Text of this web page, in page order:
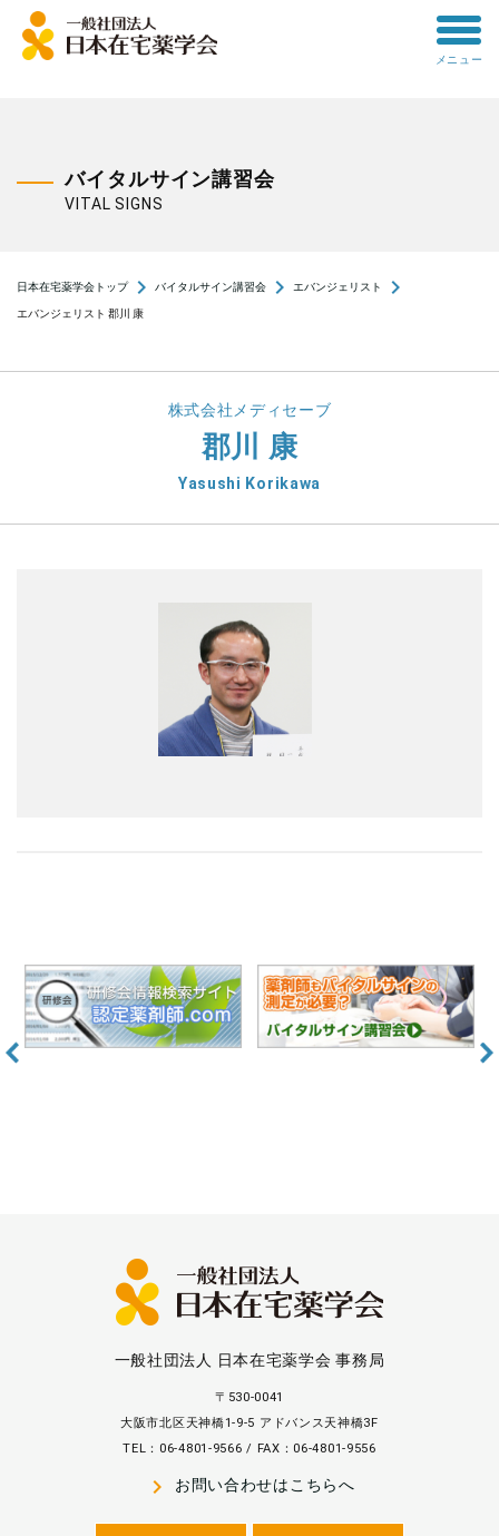
toggle
メニュー
バイタルサイン講習会
VITAL SIGNS
日本在宅薬学会トップnavigate_next バイタルサイン講習会 navigate_next エバンジェリスト navigate_next
エバンジェリスト 郡川 康
株式会社メディセーブ
郡川 康
Yasushi Korikawa
一般社団法人 日本在宅薬学会 事務局
〒530-0041
大阪市北区天神橋1-9-5 アドバンス天神橋3F
TEL：06-4801-9566 / FAX：06-4801-9556
navigate_next お問い合わせはこちらへ